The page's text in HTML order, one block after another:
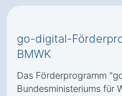
go-digital-
BMWK
Das Förderprogramm
Bundesministeriums für